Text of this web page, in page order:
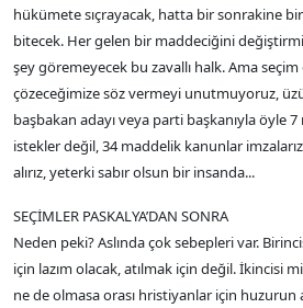
hükümete sıçrayacak, hatta bir sonrakine
bitecek. Her gelen bir maddeciğini
şey göremeyecek bu zavallı halk. Ama
çözeceğimize söz vermeyi unutmuyoruz,
başbakan adayı veya parti başkanıyla öyle
istekler değil, 34 maddelik kanunlar
alırız, yeterki sabır olsun bir insanda...
SEÇİMLER PASKALYA’DAN SONRA
Neden peki? Aslında çok sebepleri var.
için lazım olacak, atılmak için değil. İkincisi
ne de olmasa orası hristiyanlar için huzurun